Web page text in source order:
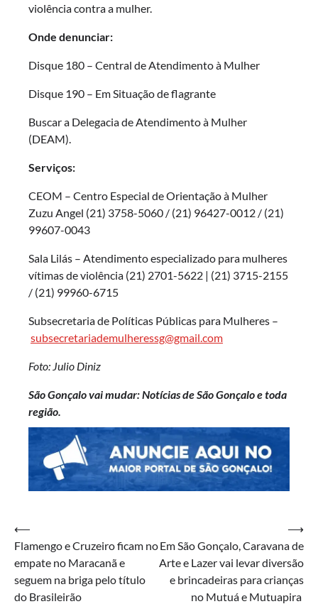
violência contra a mulher.
Onde denunciar:
Disque 180 – Central de Atendimento à Mulher
Disque 190 – Em Situação de flagrante
Buscar a Delegacia de Atendimento à Mulher
(DEAM).
Serviços:
CEOM – Centro Especial de Orientação à Mulher
Zuzu Angel (21) 3758-5060 / (21) 96427-0012 / (21)
99607-0043
Sala Lilás – Atendimento especializado para mulheres
vítimas de violência (21) 2701-5622 | (21) 3715-2155
/ (21) 99960-6715
Subsecretaria de Políticas Públicas para Mulheres –
subsecretariademulheressg@gmail.com
Foto: Julio Diniz
São Gonçalo vai mudar: Notícias de São Gonçalo e toda
região.
Navegação
de
Post
⟵
Flamengo e Cruzeiro ficam no
empate no Maracanã e
seguem na briga pelo título
do Brasileirão
Em São Gonçalo, Caravana de
Arte e Lazer vai levar diversão
e brincadeiras para crianças
no Mutuá e Mutuapira
⟶